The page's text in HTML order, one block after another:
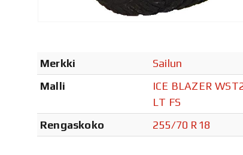
Merkki
Sailun
Malli
ICE BLAZER
LT FS
Rengaskoko
255/70 R18